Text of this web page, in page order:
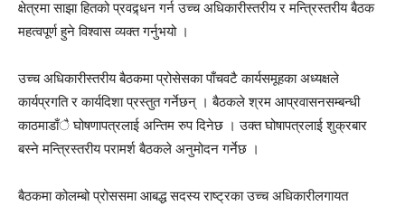
क्षेत्रमा साझा हितको प्रवद्र्धन गर्न उच्च अधिकारीस्तरीय र मन्त्रिस्तरीय बैठक
महत्वपूर्ण हुने विश्वास व्यक्त गर्नुभयो ।
उच्च अधिकारीस्तरीय बैठकमा प्रोसेसका पाँचवटै कार्यसमूहका अध्यक्षले
कार्यप्रगति र कार्यदिशा प्रस्तुत गर्नेछन् । बैठकले श्रम आप्रवासनसम्बन्धी
काठमाडाँै घोषणापत्रलाई अन्तिम रुप दिनेछ । उक्त घोषापत्रलाई शुक्रबार
बस्ने मन्त्रिस्तरीय परामर्श बैठकले अनुमोदन गर्नेछ ।
बैठकमा कोलम्बो प्रोससमा आबद्ध सदस्य राष्ट्रका उच्च अधिकारीलगायत